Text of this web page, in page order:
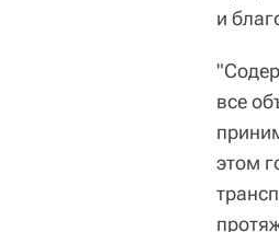
и
все
этом